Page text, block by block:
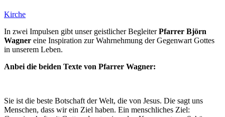
Kirche
In zwei Impulsen gibt unser geistlicher BegleiterPfarrer Björn
Wagner eine Inspiration zur Wahrnehmung der Gegenwart Gottes
in unserem Leben.
Anbei die beiden Texte von Pfarrer Wagner:
Sie ist die beste Botschaft der Welt, die von Jesus. Die sagt uns
Menschen, dass wir ein Ziel haben. Ein menschliches Ziel: